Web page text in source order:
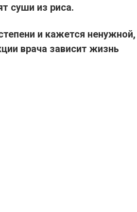
суши из риса.
и кажется
врача зависит жизнь